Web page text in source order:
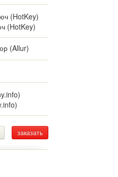
(HotKey)
(Allur)
заказать